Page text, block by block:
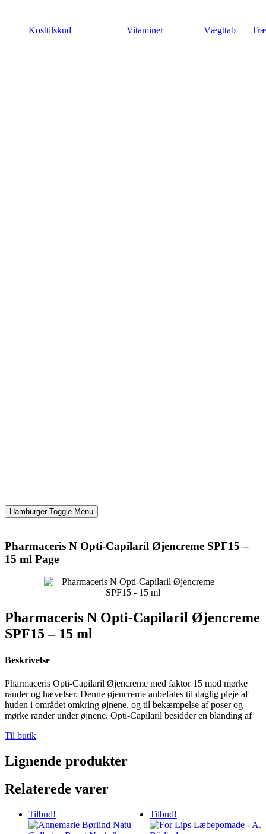
indholdKosttilskud Vitaminer Vægttab
Hamburger Toggle Menu
Pharmaceris N Opti-Capilaril Øjencreme SPF15 –
15 ml Page
Pharmaceris N Opti-Capilaril Øjencreme
SPF15 – 15 ml
Beskrivelse
Pharmaceris Opti-Capilaril Øjencreme med faktor 15 mod mørke
rander og hævelser. Denne øjencreme anbefales til daglig pleje af
huden i området omkring øjnene, og til bekæmpelse af poser og
mørke rander under øjnene. Opti-Capilaril besidder en blanding af
Til butik
Lignende produkter
Relaterede varer
Tilbud! Tilbud!